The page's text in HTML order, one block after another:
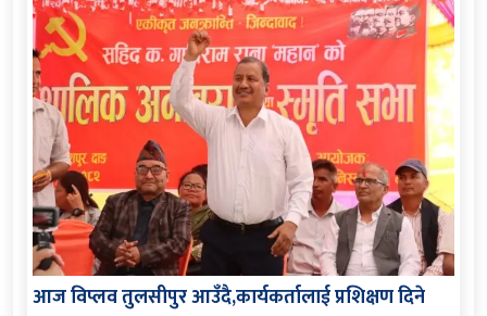
आज विप्लव तुलसीपुर आउँदै,कार्यकर्तालाई प्रशिक्षण दिने